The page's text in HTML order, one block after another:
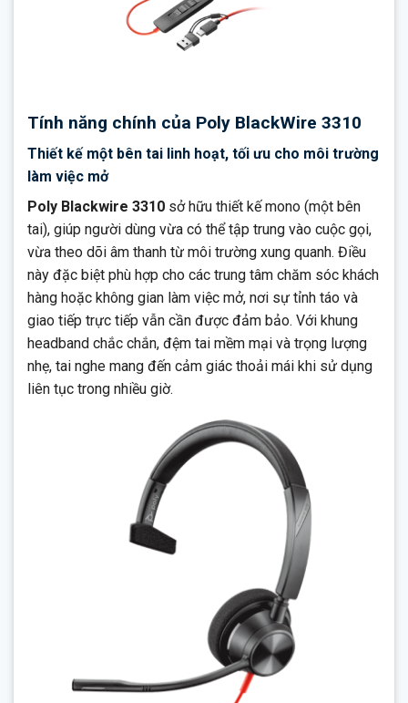
Tính năng chính của Poly BlackWire 3310
Thiết kế một bên tai linh hoạt, tối ưu cho môi trường
làm việc mở
Poly Blackwire 3310 sở hữu thiết kế mono (một bên
tai), giúp người dùng vừa có thể tập trung vào cuộc gọi,
vừa theo dõi âm thanh từ môi trường xung quanh. Điều
này đặc biệt phù hợp cho các trung tâm chăm sóc khách
hàng hoặc không gian làm việc mở, nơi sự tỉnh táo và
giao tiếp trực tiếp vẫn cần được đảm bảo. Với khung
headband chắc chắn, đệm tai mềm mại và trọng lượng
nhẹ, tai nghe mang đến cảm giác thoải mái khi sử dụng
liên tục trong nhiều giờ.